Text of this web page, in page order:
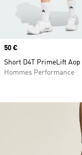
Prix
50 €
Short D4T PrimeLift Aop
Hommes Performance